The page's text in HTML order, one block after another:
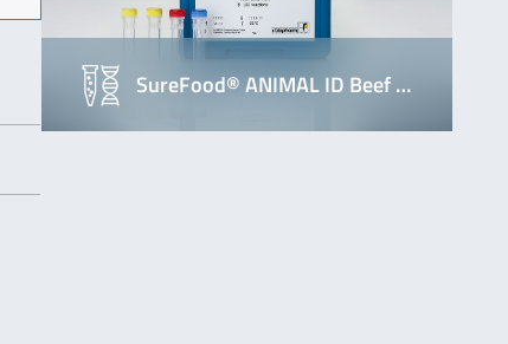
SureFood® ANIMAL ID Beef …